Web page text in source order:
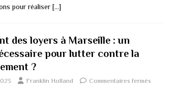
pour réaliser […]
des loyers à Marseille : un
pour lutter contre la
?
Franklin Holland Commentaires fermés